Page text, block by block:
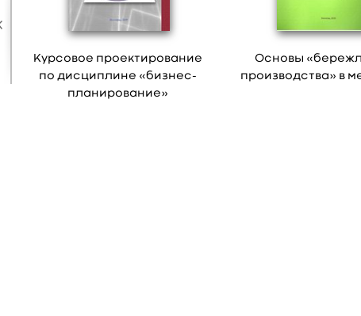
Курсовое проектирование
по дисциплине «бизнес-
планирование»
Основы
производства» в